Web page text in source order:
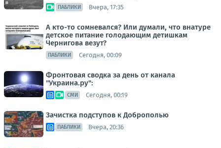
ПАБЛИКИ Вчера, 17:35
А кто-то сомневался? Или думали, что внатуре
детское питание голодающим детишкам
Чернигова везут?
ПАБЛИКИ Сегодня, 00:09
Фронтовая сводка за день от канала
"Украина.ру":
СМИ Сегодня, 00:19
Зачистка подступов к Доброполью
ПАБЛИКИ Вчера, 20:36